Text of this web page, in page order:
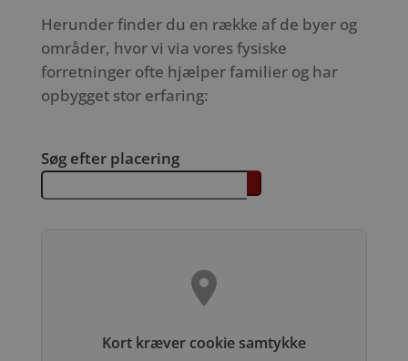
Herunder finder du en række af de byer og
områder, hvor vi via vores fysiske
forretninger ofte hjælper familier og har
opbygget stor erfaring:
Søg efter placering
Kort kræver cookie samtykke